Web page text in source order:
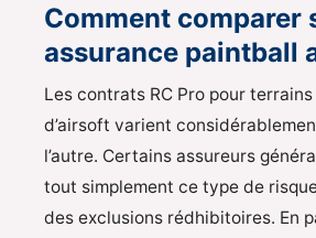
Comment comparer
assurance paintball
Les contrats RC Pro pour
d’airsoft varient
l’autre. Certains assureurs
tout simplement ce type de
des exclusions rédhibitoires. En